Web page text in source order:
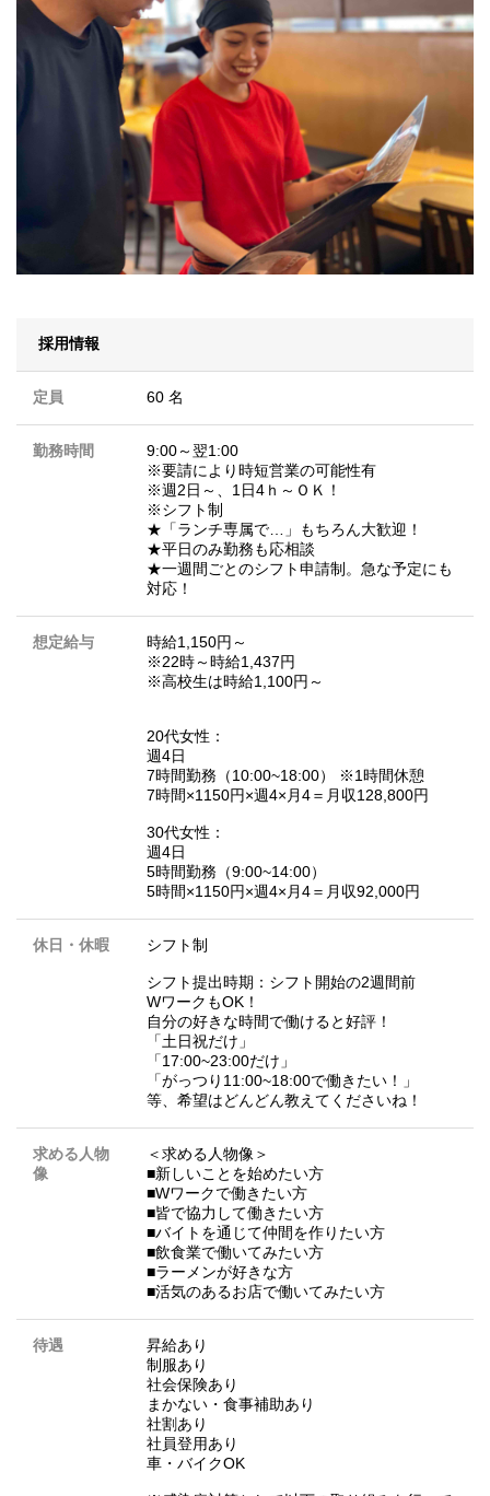
採用情報
定員 60 名
勤務時間
9:00～翌1:00
※要請により時短営業の可能性有
※週2日～、1日4ｈ～ＯＫ！
※シフト制
★「ランチ専属で…」もちろん大歓迎！
★平日のみ勤務も応相談
★一週間ごとのシフト申請制。急な予定にも
対応！
想定給与
時給1,150円～
※22時～時給1,437円
※高校生は時給1,100円～
20代女性：
週4日
7時間勤務（10:00~18:00） ※1時間休憩
7時間×1150円×週4×月4＝月収128,800円
30代女性：
週4日
5時間勤務（9:00~14:00）
5時間×1150円×週4×月4＝月収92,000円
休日・休暇 シフト制
シフト提出時期：シフト開始の2週間前
WワークもOK！
自分の好きな時間で働けると好評！
「土日祝だけ」
「17:00~23:00だけ」
「がっつり11:00~18:00で働きたい！」
等、希望はどんどん教えてくださいね！
求める人物
像
＜求める人物像＞
■新しいことを始めたい方
■Wワークで働きたい方
■皆で協力して働きたい方
■バイトを通じて仲間を作りたい方
■飲食業で働いてみたい方
■ラーメンが好きな方
■活気のあるお店で働いてみたい方
待遇
昇給あり
制服あり
社会保険あり
まかない・食事補助あり
社割あり
社員登用あり
車・バイクOK